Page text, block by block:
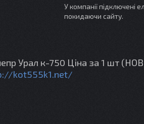
У компанії підключені
покидаючи сайту.
Урал к-750 Ціна за 1 шт
kot555k1.net/